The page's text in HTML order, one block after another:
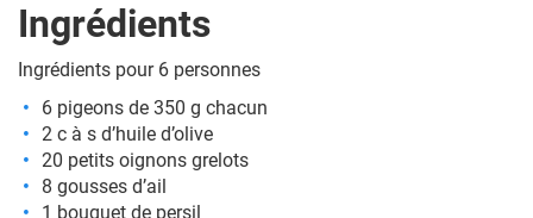
Ingrédients
Ingrédients pour 6 personnes
6 pigeons de 350 g chacun
2 c à s d’huile d’olive
20 petits oignons grelots
8 gousses d’ail
1 bouquet de persil